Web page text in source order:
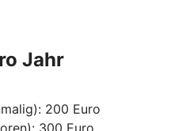
Jahr
200 Euro
300 Euro